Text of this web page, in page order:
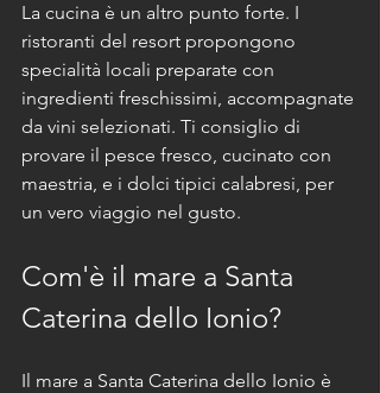
La cucina è un altro punto forte. I
ristoranti del resort propongono
specialità locali preparate con
ingredienti freschissimi, accompagnate
da vini selezionati. Ti consiglio di
provare il pesce fresco, cucinato con
maestria, e i dolci tipici calabresi, per
un vero viaggio nel gusto.
Com'è il mare a Santa
Caterina dello Ionio?
Il mare a Santa Caterina dello Ionio è